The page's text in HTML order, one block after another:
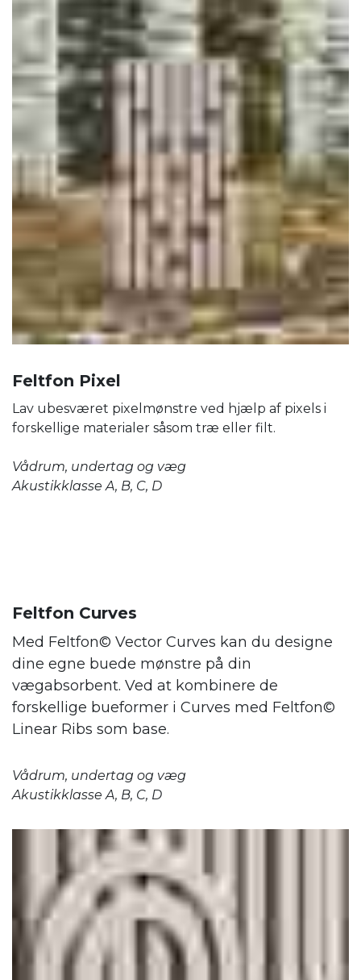
Feltfon Pixel
Lav ubesværet pixelmønstre ved hjælp af pixels i
forskellige materialer såsom træ eller filt.
Vådrum, undertag og væg
Akustikklasse A, B, C, D
Feltfon Curves
Med Feltfon© Vector Curves kan du designe
dine egne buede mønstre på din
vægabsorbent. Ved at kombinere de
forskellige bueformer i Curves med Feltfon©
Linear Ribs som base.
Vådrum, undertag og væg
Akustikklasse A, B, C, D